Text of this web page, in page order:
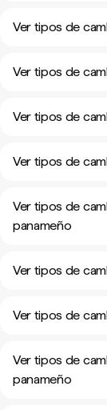
Ver tipos de
Ver tipos de
Ver tipos de
Ver tipos de
Ver tipos de
panameño
Ver tipos de
Ver tipos de
Ver tipos de
panameño